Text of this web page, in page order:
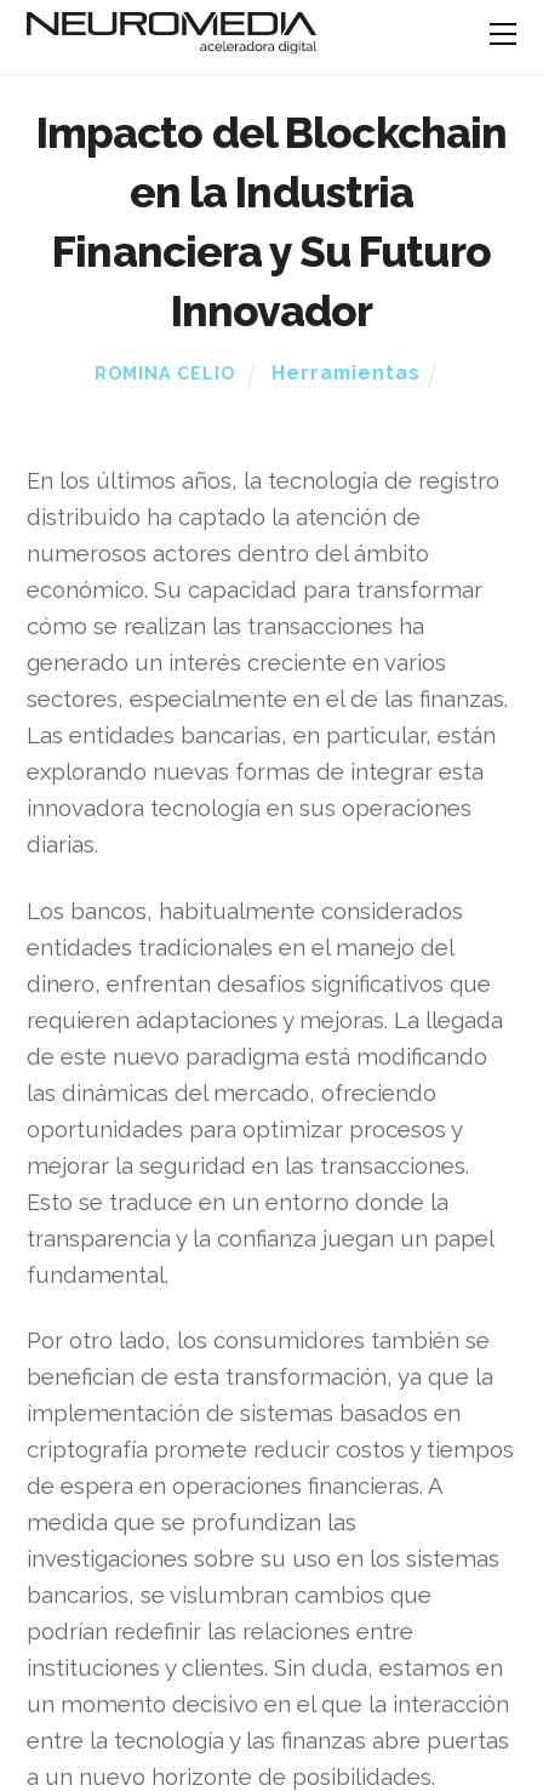
Impacto del Blockchain
en la Industria
Financiera y Su Futuro
Innovador
ROMINA CELIO Herramientas
En los últimos años, la tecnología de registro
distribuido ha captado la atención de
numerosos actores dentro del ámbito
económico. Su capacidad para transformar
cómo se realizan las transacciones ha
generado un interés creciente en varios
sectores, especialmente en el de las finanzas.
Las entidades bancarias, en particular, están
explorando nuevas formas de integrar esta
innovadora tecnología en sus operaciones
diarias.
Los bancos, habitualmente considerados
entidades tradicionales en el manejo del
dinero, enfrentan desafíos significativos que
requieren adaptaciones y mejoras. La llegada
de este nuevo paradigma está modificando
las dinámicas del mercado, ofreciendo
oportunidades para optimizar procesos y
mejorar la seguridad en las transacciones.
Esto se traduce en un entorno donde la
transparencia y la confianza juegan un papel
fundamental.
Por otro lado, los consumidores también se
benefician de esta transformación, ya que la
implementación de sistemas basados en
criptografía promete reducir costos y tiempos
de espera en operaciones financieras. A
medida que se profundizan las
investigaciones sobre su uso en los sistemas
bancarios, se vislumbran cambios que
podrían redefinir las relaciones entre
instituciones y clientes. Sin duda, estamos en
un momento decisivo en el que la interacción
entre la tecnología y las finanzas abre puertas
a un nuevo horizonte de posibilidades.